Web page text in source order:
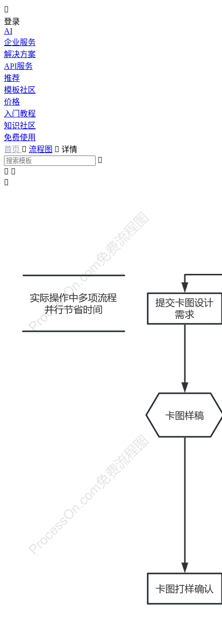

登录
AI
企业服务
解决方案
API服务
推荐
模板社区
价格
入门教程
知识社区
免费使用
首页  流程图  详情

 
